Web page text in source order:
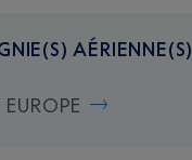
AÉRIENNE(S)
EUROPE